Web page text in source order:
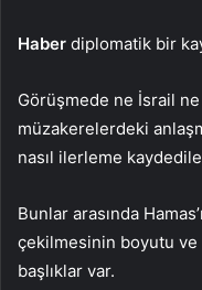
Haber diplomatik bir
Görüşmede ne İsrail
müzakerelerdeki
nasıl ilerleme
Bunlar arasında
çekilmesinin boyutu ve
başlıklar var.